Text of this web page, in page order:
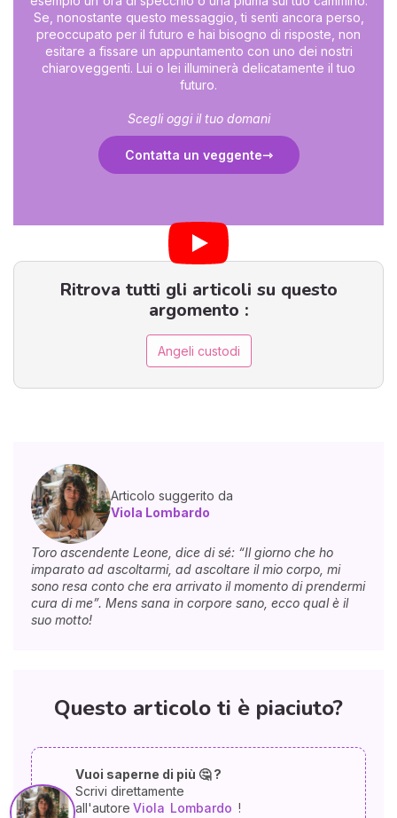
Se, nonostante questo messaggio, ti senti ancora perso,
preoccupato per il futuro e hai bisogno di risposte, non
esitare a fissare un appuntamento con uno dei nostri
chiaroveggenti. Lui o lei illuminerà delicatamente il tuo
futuro.
Scegli oggi il tuo domani
Contatta un veggente
Ritrova tutti gli articoli su questo
argomento :
Angeli custodi
Articolo suggerito da
Viola Lombardo
Toro ascendente Leone, dice di sé: “Il giorno che ho
imparato ad ascoltarmi, ad ascoltare il mio corpo, mi
sono resa conto che era arrivato il momento di prendermi
cura di me”. Mens sana in corpore sano, ecco qual è il
suo motto!
Questo articolo ti è piaciuto?
Vuoi saperne di più 🤔 ?
Scrivi direttamente
all'autore Viola Lombardo !